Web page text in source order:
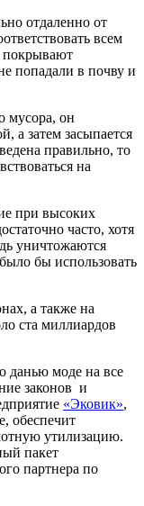
отдаленно от
всем
покрывают
попадали в почву и
мусора, он
а затем засыпается
правильно, то
на
при высоких
часто, хотя
уничтожаются
бы использовать
а также на
ста миллиардов
данью моде на все
законов и
«Эковик»,
обеспечит
утилизацию.
пакет
партнера по